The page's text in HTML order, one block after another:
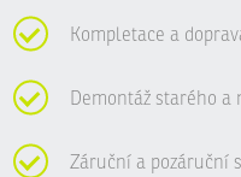
Kompletace a
Demontáž starého a
Záruční a pozáruční